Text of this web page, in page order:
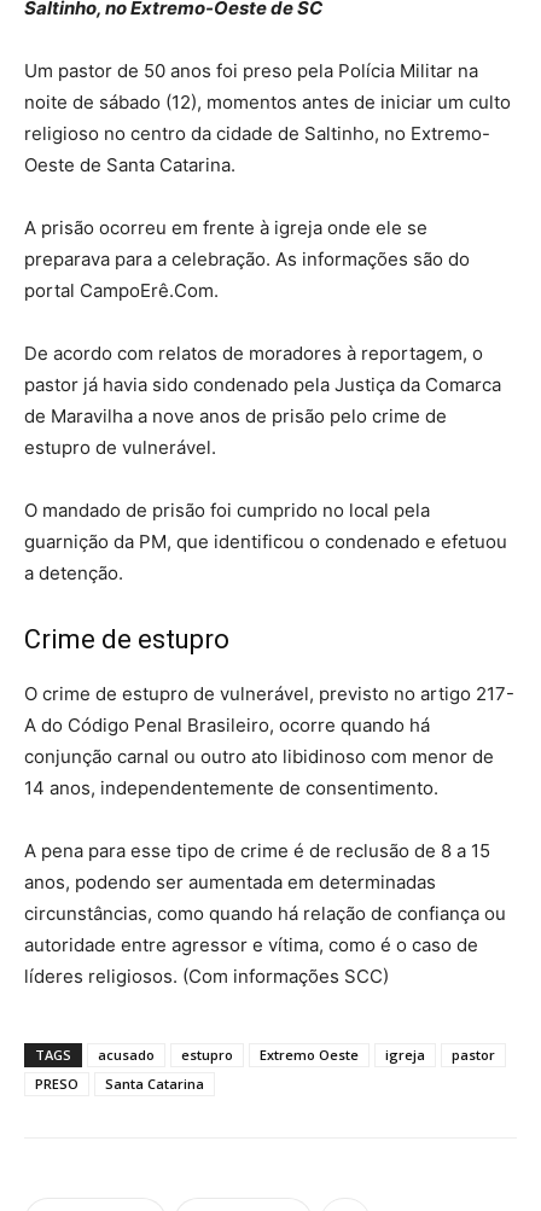
Saltinho, no Extremo-Oeste de SC
Um pastor de 50 anos foi preso pela Polícia Militar na
noite de sábado (12), momentos antes de iniciar um culto
religioso no centro da cidade de Saltinho, no Extremo-
Oeste de Santa Catarina.
A prisão ocorreu em frente à igreja onde ele se
preparava para a celebração. As informações são do
portal CampoErê.Com.
De acordo com relatos de moradores à reportagem, o
pastor já havia sido condenado pela Justiça da Comarca
de Maravilha a nove anos de prisão pelo crime de
estupro de vulnerável.
O mandado de prisão foi cumprido no local pela
guarnição da PM, que identificou o condenado e efetuou
a detenção.
Crime de estupro
O crime de estupro de vulnerável, previsto no artigo 217-
A do Código Penal Brasileiro, ocorre quando há
conjunção carnal ou outro ato libidinoso com menor de
14 anos, independentemente de consentimento.
A pena para esse tipo de crime é de reclusão de 8 a 15
anos, podendo ser aumentada em determinadas
circunstâncias, como quando há relação de confiança ou
autoridade entre agressor e vítima, como é o caso de
líderes religiosos. (Com informações SCC)
TAGS acusado estupro Extremo Oeste igreja
pastor
PRESO
Santa Catarina